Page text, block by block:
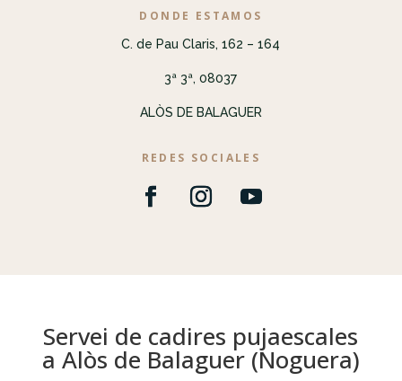
DONDE ESTAMOS
C. de Pau Claris, 162 – 164
3ª 3ª, 08037
ALÒS DE BALAGUER
REDES SOCIALES
Servei de cadires pujaescales
a Alòs de Balaguer (Noguera)